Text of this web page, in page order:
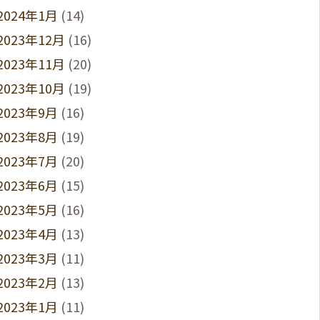
年1月 (14)
年12月 (16)
年11月 (20)
年10月 (19)
年9月 (16)
年8月 (19)
年7月 (20)
年6月 (15)
年5月 (16)
年4月 (13)
年3月 (11)
年2月 (13)
年1月 (11)